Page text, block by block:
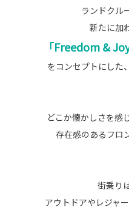
ランドクル
新たに加
「Freedom &
をコンセプトにした
どこか懐かしさを感
存在感のあるフロ
街乗り
アウトドアやレジャ